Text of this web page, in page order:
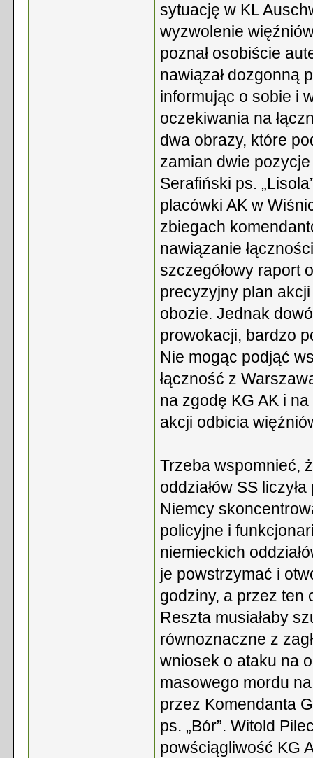
sytuację w KL
wyzwolenie
poznał osobiście
nawiązał dozgonną
informując o sobie i
oczekiwania na
dwa obrazy, które
zamian dwie
Serafiński ps.
placówki AK w
zbiegach
nawiązanie
szczegółowy raport
precyzyjny plan
obozie. Jednak
prowokacji, bardzo
Nie mogąc podjąć
łączność z
na zgodę KG AK i
akcji odbicia
Trzeba wspomnieć,
oddziałów SS
Niemcy
policyjne i
niemieckich
je powstrzymać i
godziny, a przez ten
Reszta musiałaby
równoznaczne z
wniosek o ataku na
masowego mordu
przez Komendanta
ps. „Bór”. Witold
powściągliwość KG